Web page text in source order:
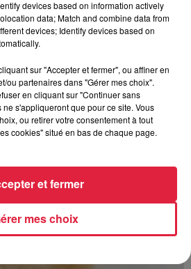
devices based on information actively
data; Match and combine data from
devices; Identify devices based on
sur "Accepter et fermer", ou affiner en
ou partenaires dans "Gérer mes choix".
en cliquant sur "Continuer sans
ne s'appliqueront que pour ce site. Vous
ou retirer votre consentement à tout
cookies" situé en bas de chaque page.
mes choix
et fermer